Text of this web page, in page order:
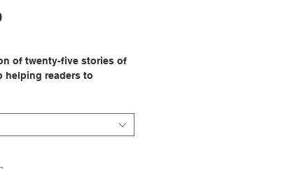
價
of twenty-five stories of
helping readers to
one has died.
Hutchison / Joyce Rupp
Maria Press